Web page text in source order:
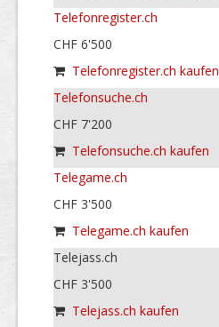
Telefonregister.ch
CHF 6'500
Telefonregister.ch kaufen
Telefonsuche.ch
CHF 7'200
Telefonsuche.ch kaufen
Telegame.ch
CHF 3'500
Telegame.ch kaufen
Telejass.ch
CHF 3'500
Telejass.ch kaufen